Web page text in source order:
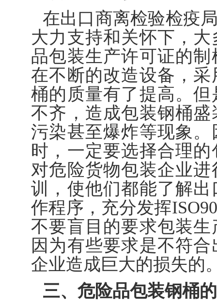
在出口商离检验检疫
大力支持和关怀下，
品包装生产许可证的
在不断的改造设备，
桶的质量有了提高。
不齐，造成包装钢桶
污染甚至爆炸等现象
时，一定要选择合理
对危险货物包装企业
训，使他们都能了解
作程序，充分发挥
不要盲目的要求包装
因为有些要求是不符
企业造成巨大的损失的
三、危险品包装钢桶